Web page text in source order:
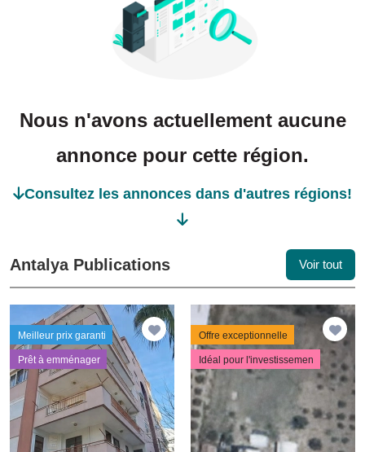
Nous n'avons actuellement aucune
annonce pour cette région.
Consultez les annonces dans d'autres régions!
Antalya Publications Voir tout
Meilleur prix garanti
Prêt à emménager
Offre exceptionnelle
Idéal pour l'investissemen